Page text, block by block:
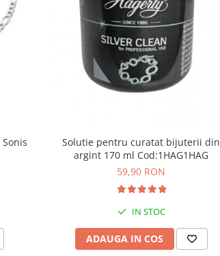
Solutie pentru curatat bijuterii din
argint 170 ml Cod:1HAG1HAG
59,90 RON
IN STOC
ADAUGA IN COS